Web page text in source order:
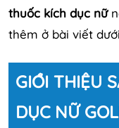
thuốc kích dục nữ
thêm ở bài viết
GIỚI THIỆU
DỤC NỮ